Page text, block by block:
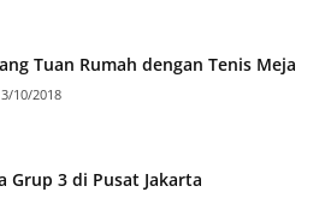
Tuan Rumah dengan Tenis Meja
10/2018
Grup 3 di Pusat Jakarta